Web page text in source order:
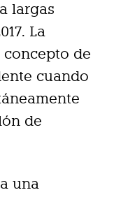
largas
La
de
cuando
de
una